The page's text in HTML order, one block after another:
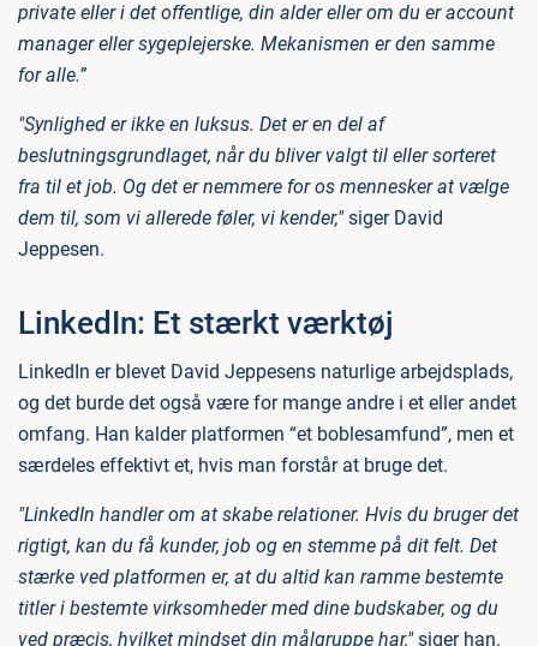
private eller i det offentlige, din alder eller om du er account
manager eller sygeplejerske. Mekanismen er den samme
for alle.”
"Synlighed er ikke en luksus. Det er en del af
beslutningsgrundlaget, når du bliver valgt til eller sorteret
fra til et job. Og det er nemmere for os mennesker at vælge
dem til, som vi allerede føler, vi kender,"siger David
Jeppesen.
LinkedIn: Et stærkt værktøj
LinkedIn er blevet David Jeppesens naturlige arbejdsplads,
og det burde det også være for mange andre i et eller andet
omfang. Han kalder platformen “et boblesamfund”, men et
særdeles effektivt et, hvis man forstår at bruge det.
"LinkedIn handler om at skabe relationer. Hvis du bruger det
rigtigt, kan du få kunder, job og en stemme på dit felt. Det
stærke ved platformen er, at du altid kan ramme bestemte
titler i bestemte virksomheder med dine budskaber, og du
ved præcis, hvilket mindset din målgruppe har,"siger han.